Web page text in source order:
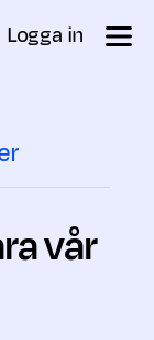
Logga in
vår